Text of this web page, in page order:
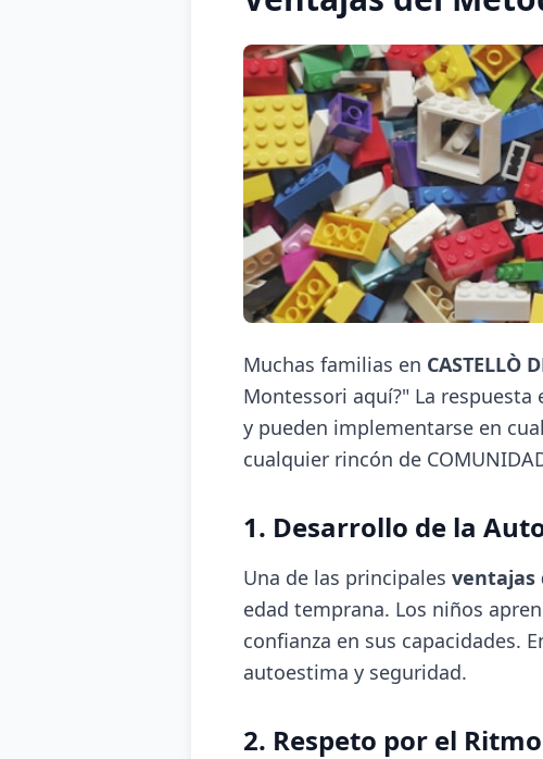
Muchas familias en CASTELLÒ
Montessori aquí?" La respuesta
y pueden implementarse en
cualquier rincón de
1. Desarrollo de la
Una de las principales ventajas
edad temprana. Los niños
confianza en sus capacidades.
autoestima y seguridad.
2. Respeto por el